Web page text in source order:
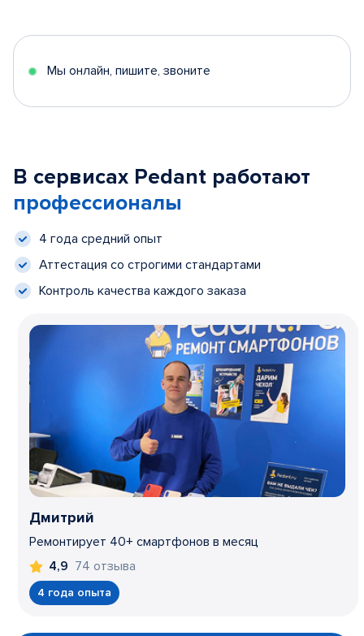
Мы онлайн, пишите, звоните
В сервисах Pedant работают
профессионалы
4 года средний опыт
Аттестация со строгими стандартами
Контроль качества каждого заказа
Дмитрий
Ремонтирует 40+ смартфонов в месяц
4,9 74 отзыва
4 года опыта